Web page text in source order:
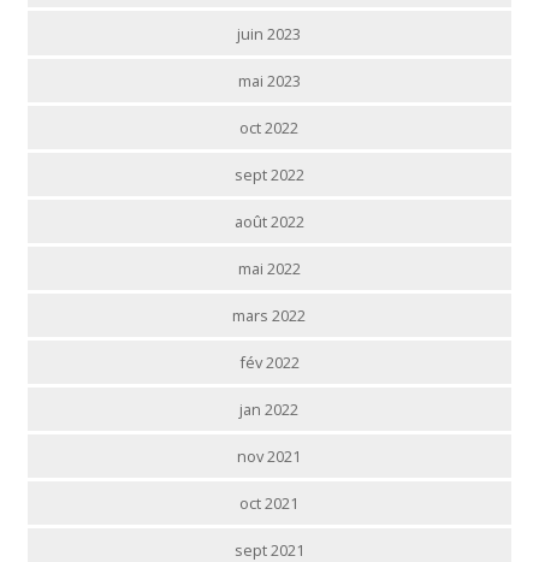
juin 2023
mai 2023
oct 2022
sept 2022
août 2022
mai 2022
mars 2022
fév 2022
jan 2022
nov 2021
oct 2021
sept 2021